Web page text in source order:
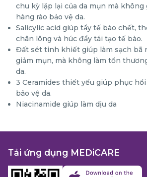
chu kỳ lặp lại của da mụn mà
hàng rào bảo vệ da.
Salicylic acid giúp tẩy tế bào chết,
chân lông và húc đẩy tái tạo tế bào.
Đất sét tinh khiết giúp làm sạch bã
giảm mụn, mà không làm tổn
da.
3 Ceramides thiết yếu giúp phục
bảo vệ da.
Niacinamide giúp làm dịu da
Tải ứng dụng MEDiCARE